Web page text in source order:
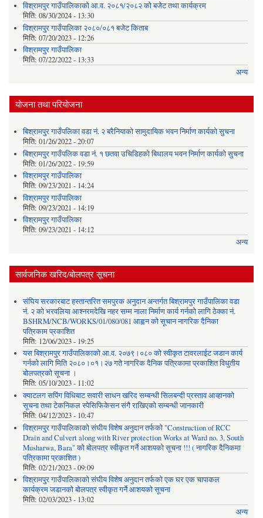
विश्रामपुर गाउँपालिकाको आ.व. २०८१/२०८२ को बजेट तथा कार्यक्रम
मिति: 08/30/2024 - 13:30
विश्रामपुर गाउँपालिका २०८०/०८१ बजेट किताब
मिति: 07/20/2023 - 12:26
विश्रामपुर गाउँपालिका
मिति: 07/22/2022 - 13:33
अन्य
योजना तथा परियोजना
बिश्रामपुर गाउँपलिका वडा नं. २ बरैनियाको सामुदायिक भवन निर्माण कार्यको सुचना
मिति: 01/26/2022 - 20:07
बिश्रामपुर गाउँपलिक वडा नं. १ छतवा उचिडिहको बिधालय भवन निर्माण कार्यको सुचना
मिति: 01/26/2022 - 19:59
विश्रामपुर गाउँपालिका
मिति: 09/23/2021 - 14:24
विश्रामपुर गाउँपालिका
मिति: 09/23/2021 - 14:19
विश्रामपुर गाउँपालिका
मिति: 09/23/2021 - 14:12
अन्य
सार्वजनिक खरिद/बोलपत्र सूचना
संघिय सरकारबाट हस्तान्तरित समपुरक अनुदान अन्तर्गत बिश्रामपुर गाउँपालिका वडा
नं. २ को भरवलिया आश्नरमदेखि नहर सम्म नाला निर्माण कार्य गर्नको लागि ठेक्का नं.
BSHRM/NCB/WORKS/01/080/081 आह्वन को सूचान नागरिक दैनिका
पत्रिकाम प्रकाशित
मिति: 12/06/2023 - 19:25
यस बिश्रामपुर गाउँपालिकाको आ.व. २०७९।०८० को स्वीकृत टावरलाईट जडान कार्य
गर्नको लागि मिति २०८०।०१।२७ गते नागरिक दैनिक पत्रिकामा प्रकाशित विधुतीय
बोलपत्रको सूचना ।
मिति: 05/10/2023 - 11:02
क्याटलग सपिंग विधिबाट सवारी साधन खरिद सम्बन्धी सिलबन्दी प्रस्ताव आव्हानको
सूचना तथा टेकनिकल स्पेसिफिकेसन संगै राखिएको सम्बन्धी जानकारी
मिति: 04/12/2023 - 10:47
विश्रामपुर गाउँपालिकाको संघीय विशेष अनुदान तर्फको "Construction of RCC
Drain and Culvert along with River protection Works at Ward no. 3, South
Musharwa, Bara" को बोलपत्र स्वीकृत गर्ने आशयको सूचना !!! ( नागरिक दैनिकमा
पत्रिकामा प्रकाशित )
मिति: 02/21/2023 - 09:09
विश्रामपुर गाउँपालिकाको संघीय विशेष अनुदान तर्फको एक घर एक चापाकल
कार्यक्रम जडानको बोलपत्र स्वीकृत गर्ने आशयको सूचना
मिति: 02/03/2023 - 13:02
अन्य